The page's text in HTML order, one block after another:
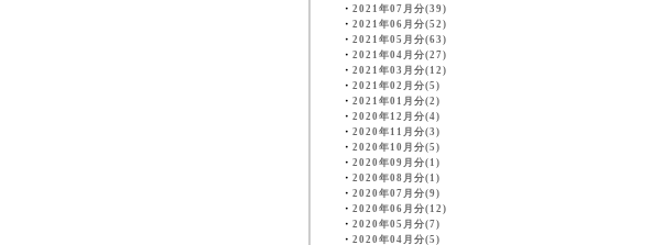
・ 2021年07月分(39)
・ 2021年06月分(52)
・ 2021年05月分(63)
・ 2021年04月分(27)
・ 2021年03月分(12)
・ 2021年02月分(5)
・ 2021年01月分(2)
・ 2020年12月分(4)
・ 2020年11月分(3)
・ 2020年10月分(5)
・ 2020年09月分(1)
・ 2020年08月分(1)
・ 2020年07月分(9)
・ 2020年06月分(12)
・ 2020年05月分(7)
・ 2020年04月分(5)